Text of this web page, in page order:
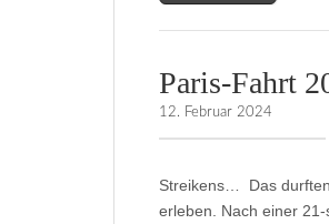
Paris-Fahrt
12. Februar 2024
Streikens… Das
erleben. Nach einer